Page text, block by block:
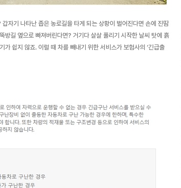
자기 나타난 좁은 농로길을 타게 되는 상황이 벌어진다면 손에 진땀
방길 옆으로 빠져버린다면? 거기다 살살 풀리기 시작한 날씨 탓에 흙
쉽지 않죠. 이럴 때 차를 빼내기 위한 서비스가 보험사의 ‘긴급출